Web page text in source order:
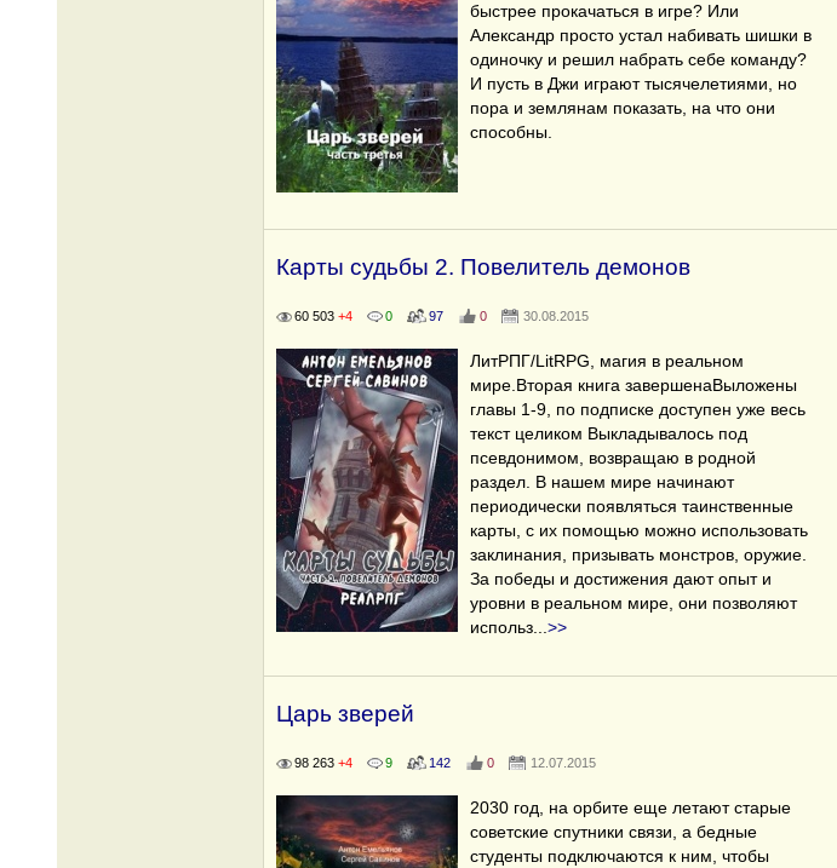
быстрее прокачаться в игре? Или
Александр просто устал набивать шишки в
одиночку и решил набрать себе команду?
И пусть в Джи играют тысячелетиями, но
пора и землянам показать, на что они
способны.
Карты судьбы 2. Повелитель демонов
60 503 +4 0 97 0 30.08.2015
ЛитРПГ/LitRPG, магия в реальном
мире.Вторая книга завершенаВыложены
главы 1-9, по подписке доступен уже весь
текст целиком Выкладывалось под
псевдонимом, возвращаю в родной
раздел. В нашем мире начинают
периодически появляться таинственные
карты, с их помощью можно использовать
заклинания, призывать монстров, оружие.
За победы и достижения дают опыт и
уровни в реальном мире, они позволяют
использ
>>
Царь зверей
98 263 +4 9 142 0 12.07.2015
2030 год, на орбите еще летают старые
советские спутники связи, а бедные
студенты подключаются к ним, чтобы